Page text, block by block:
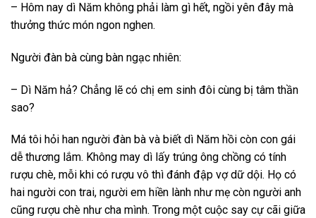
– Hôm nay dì Năm không phải làm gì hết, ngồi yên đây mà
thưởng thức món ngon nghen.
Người đàn bà cùng bàn ngạc nhiên:
– Dì Năm hả? Chẳng lẽ có chị em sinh đôi cùng bị tâm thần
sao?
Má tôi hỏi han người đàn bà và biết dì Năm hồi còn con gái
dễ thương lắm. Không may dì lấy trúng ông chồng có tính
rượu chè, mỗi khi có rượu vô thì đánh đập vợ dữ dội. Họ có
hai người con trai, người em hiền lành như mẹ còn người anh
cũng rượu chè như cha mình. Trong một cuộc say cự cãi giữa